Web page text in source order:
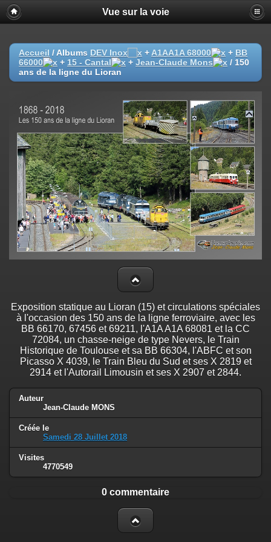
Vue sur la voie
Accueil / Albums DEV Inox + A1AA1A 68000 + BB
66000
+ 15 - Cantal + Jean-Claude Mons / 150
ans de la ligne du Lioran
Exposition statique au Lioran (15) et circulations spéciales
à l'occasion des 150 ans de la ligne ferroviaire, avec les
BB 66170, 67456 et 69211, l'A1A A1A 68081 et la CC
72084, un chasse-neige de type Nevers, le Train
Historique de Toulouse et sa BB 66304, l'ABFC et son
Picasso X 4039, le Train Bleu du Sud et ses X 2819 et
2914 et l'Autorail Limousin et ses X 2907 et 2844.
Auteur
Jean-Claude MONS
Créée le
Samedi 28 Juillet 2018
Visites
4770549
0 commentaire